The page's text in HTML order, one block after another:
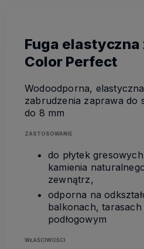
Fuga elastyczna
Color Perfect
Wodoodporna,
zabrudzenia zaprawa do
do 8 mm
ZASTOSOWANIE
do płytek
kamienia
zewnątrz,
odporna na
balkonach,
podłogowym
WŁAŚCIWOŚCI